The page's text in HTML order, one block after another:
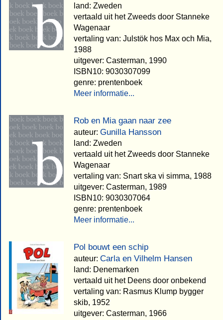
land: Zweden
vertaald uit het Zweeds door Stanneke
Wagenaar
vertaling van: Julstök hos Max och Mia,
1988
uitgever: Casterman, 1990
ISBN10: 9030307099
genre: prentenboek
Meer informatie...
Rob en Mia gaan naar zee
auteur: Gunilla Hansson
land: Zweden
vertaald uit het Zweeds door Stanneke
Wagenaar
vertaling van: Snart ska vi simma, 1988
uitgever: Casterman, 1989
ISBN10: 9030307064
genre: prentenboek
Meer informatie...
Pol bouwt een schip
auteur: Carla en Vilhelm Hansen
land: Denemarken
vertaald uit het Deens door onbekend
vertaling van: Rasmus Klump bygger
skib, 1952
uitgever: Casterman, 1966